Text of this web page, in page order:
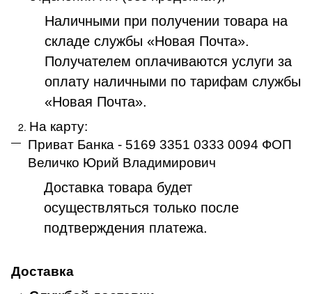
Наличными при получении товара на
складе службы «Новая Почта».
Получателем оплачиваются услуги за
оплату наличными по тарифам службы
«Новая Почта».
На карту:
Приват Банка - 5169 3351 0333 0094 ФОП
Величко Юрий Владимирович
Доставка товара будет
осуществляться только после
подтверждения платежа.
Доставка